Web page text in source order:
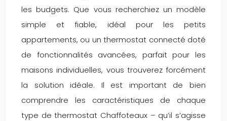
les budgets. Que vous recherchiez un modèle
simple et fiable, idéal pour les petits
appartements, ou un thermostat connecté doté
de fonctionnalités avancées, parfait pour les
maisons individuelles, vous trouverez forcément
la solution idéale. Il est important de bien
comprendre les caractéristiques de chaque
type de thermostat Chaffoteaux – qu’il s’agisse